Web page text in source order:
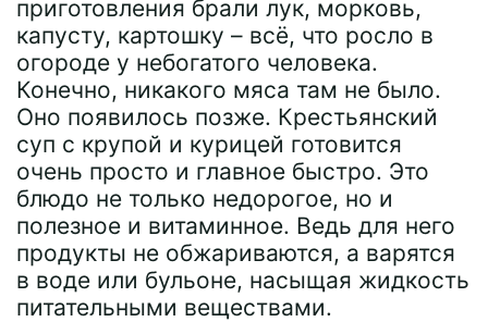
приготовления брали лук, морковь,
капусту, картошку – всё, что росло в
огороде у небогатого человека.
Конечно, никакого мяса там не было.
Оно появилось позже. Крестьянский
суп с крупой и курицей готовится
очень просто и главное быстро. Это
блюдо не только недорогое, но и
полезное и витаминное. Ведь для него
продукты не обжариваются, а варятся
в воде или бульоне, насыщая жидкость
питательными веществами.